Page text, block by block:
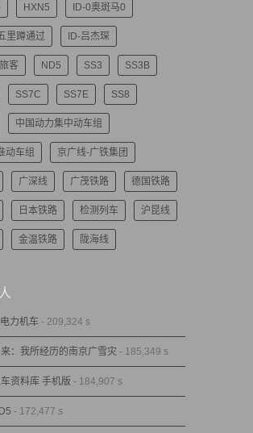
HXN5 ID-0奥斑马0
里蹲通过 ID-吕杰琛
客 ND5 SS3 SS3B
SS7C SS7E SS8
中国动力集中动车组
动车组 京广线-广铁集团
广深线 广茂铁路 德国铁路
日本铁路 检测列车 沪昆线
金温铁路 陇海线
力机车 - 209,324 s
：我所经历的南京广雪灾 - 185,349 s
资料库 手机版 - 184,907 s
- 172,477 s